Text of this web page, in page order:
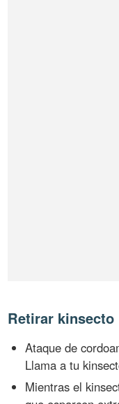
Retirar kinsecto
Ataque de
Llama a tu
Mientras el